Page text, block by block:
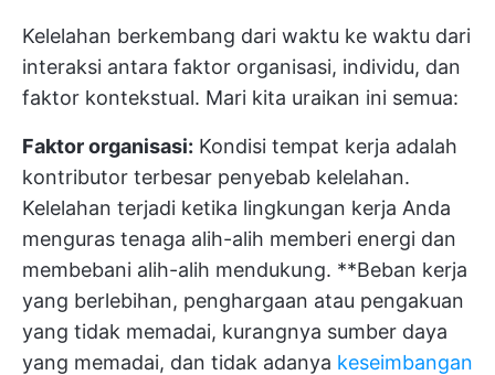
Kelelahan berkembang dari waktu ke waktu dari
interaksi antara faktor organisasi, individu, dan
faktor kontekstual. Mari kita uraikan ini semua:
Faktor organisasi: Kondisi tempat kerja adalah
kontributor terbesar penyebab kelelahan.
Kelelahan terjadi ketika lingkungan kerja Anda
menguras tenaga alih-alih memberi energi dan
membebani alih-alih mendukung. **Beban kerja
yang berlebihan, penghargaan atau pengakuan
yang tidak memadai, kurangnya sumber daya
yang memadai, dan tidak adanya keseimbangan